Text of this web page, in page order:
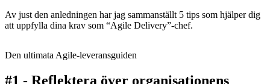
Av just den anledningen har jag sammanställt 5 tips som hjälper dig
att uppfylla dina krav som “Agile Delivery”-chef.
Den ultimata Agile-leveransguiden
#1 - Reflektera över organisationens